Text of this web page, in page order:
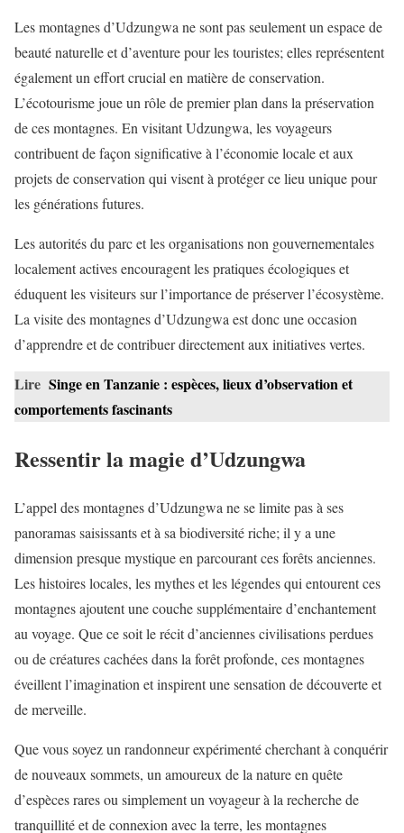
Les montagnes d’Udzungwa ne sont pas seulement un espace de
beauté naturelle et d’aventure pour les touristes; elles représentent
également un effort crucial en matière de conservation.
L’écotourisme joue un rôle de premier plan dans la préservation
de ces montagnes. En visitant Udzungwa, les voyageurs
contribuent de façon significative à l’économie locale et aux
projets de conservation qui visent à protéger ce lieu unique pour
les générations futures.
Les autorités du parc et les organisations non gouvernementales
localement actives encouragent les pratiques écologiques et
éduquent les visiteurs sur l’importance de préserver l’écosystème.
La visite des montagnes d’Udzungwa est donc une occasion
d’apprendre et de contribuer directement aux initiatives vertes.
Lire Singe en Tanzanie : espèces, lieux d’observation et
comportements fascinants
Ressentir la magie d’Udzungwa
L’appel des montagnes d’Udzungwa ne se limite pas à ses
panoramas saisissants et à sa biodiversité riche; il y a une
dimension presque mystique en parcourant ces forêts anciennes.
Les histoires locales, les mythes et les légendes qui entourent ces
montagnes ajoutent une couche supplémentaire d’enchantement
au voyage. Que ce soit le récit d’anciennes civilisations perdues
ou de créatures cachées dans la forêt profonde, ces montagnes
éveillent l’imagination et inspirent une sensation de découverte et
de merveille.
Que vous soyez un randonneur expérimenté cherchant à conquérir
de nouveaux sommets, un amoureux de la nature en quête
d’espèces rares ou simplement un voyageur à la recherche de
tranquillité et de connexion avec la terre, les montagnes